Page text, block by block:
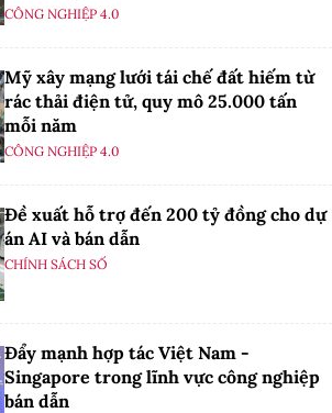
CÔNG NGHIỆP 4.0
Mỹ xây mạng lưới tái chế đất hiếm từ
rác thải điện tử, quy mô 25.000 tấn
mỗi năm
CÔNG NGHIỆP 4.0
Đề xuất hỗ trợ đến 200 tỷ đồng cho dự
án AI và bán dẫn
CHÍNH SÁCH SỐ
Đẩy mạnh hợp tác Việt Nam -
Singapore trong lĩnh vực công nghiệp
bán dẫn